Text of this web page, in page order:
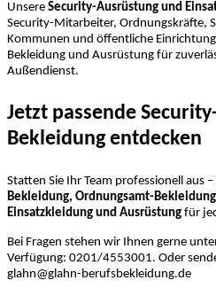
Unsere Security-Ausrüstung und
Security-Mitarbeiter, Ordnungskräfte,
Kommunen und öffentliche
Bekleidung und Ausrüstung für
Außendienst.
Jetzt passende
Bekleidung entdecken
Statten Sie Ihr Team professionell aus
Bekleidung, Ordnungsamt-
Einsatzkleidung und Ausrüstung für
Bei Fragen stehen wir Ihnen gerne
Verfügung: 0201/4553001. Oder
glahn@glahn-berufsbekleidung.de